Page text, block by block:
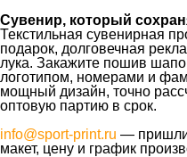
Сувенир, который
Текстильная сувенирная
подарок, долговечная
лука. Закажите пошив
логотипом, номерами и
мощный дизайн, точно
оптовую партию в срок.
info@sport-print.ru —
макет, цену и график